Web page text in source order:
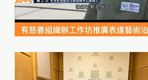
「 每月小ME Care 」之 HKEXAT自我關顧工作坊
性 /別小眾 表達藝術治療服務 故事集